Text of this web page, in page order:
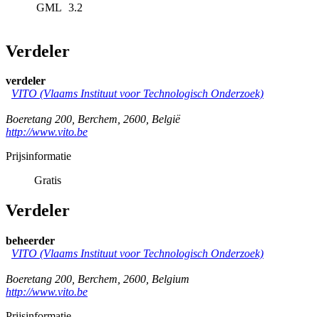
GML 3.2
Verdeler
verdeler
VITO (Vlaams Instituut voor Technologisch Onderzoek)
Boeretang 200, Berchem, 2600, België
http://www.vito.be
Prijsinformatie
Gratis
Verdeler
beheerder
VITO (Vlaams Instituut voor Technologisch Onderzoek)
Boeretang 200 Berchem 2600 Belgium
http://www.vito.be